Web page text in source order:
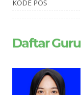
KODE POS
Daftar Guru